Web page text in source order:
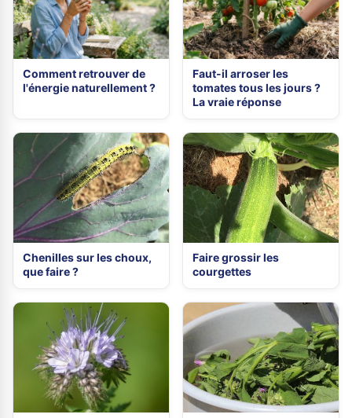
Comment retrouver de
l'énergie naturellement ?
Faut-il arroser les
tomates tous les jours ?
La vraie réponse
Chenilles sur les choux,
que faire ?
Faire grossir les
courgettes